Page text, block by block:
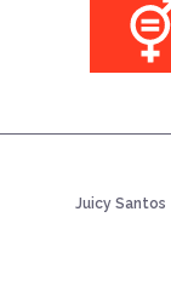
Juicy Santos